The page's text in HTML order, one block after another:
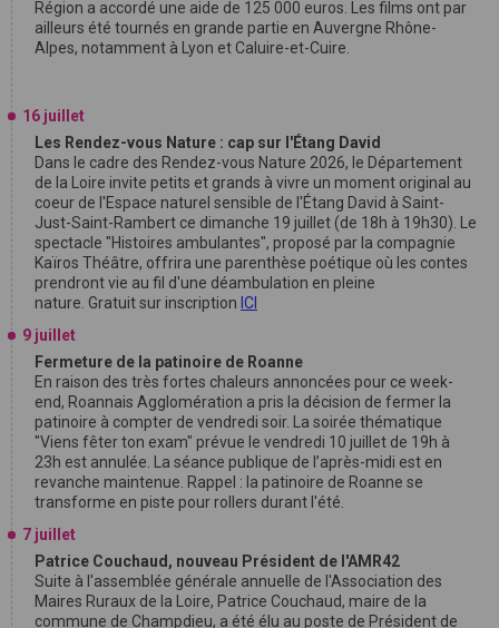
Région a accordé une aide de 125 000 euros. Les films ont par
ailleurs été tournés en grande partie en Auvergne Rhône-
Alpes, notamment à Lyon et Caluire-et-Cuire.
16 juillet
Les Rendez-vous Nature : cap sur l'Étang David
Dans le cadre des Rendez-vous Nature 2026, le Département
de la Loire invite petits et grands à vivre un moment original au
coeur de l'Espace naturel sensible de l'Étang David à Saint-
Just-Saint-Rambert ce dimanche 19 juillet (de 18h à 19h30). Le
spectacle "Histoires ambulantes", proposé par la compagnie
Kaïros Théâtre, offrira une parenthèse poétique où les contes
prendront vie au fil d'une déambulation en pleine
nature. Gratuit sur inscription ICI
9 juillet
Fermeture de la patinoire de Roanne
En raison des très fortes chaleurs annoncées pour ce week-
end, Roannais Agglomération a pris la décision de fermer la
patinoire à compter de vendredi soir. La soirée thématique
"Viens fêter ton exam" prévue le vendredi 10 juillet de 19h à
23h est annulée. La séance publique de l’après-midi est en
revanche maintenue. Rappel : la patinoire de Roanne se
transforme en piste pour rollers durant l'été.
7 juillet
Patrice Couchaud, nouveau Président de l'AMR42
Suite à l'assemblée générale annuelle de l'Association des
Maires Ruraux de la Loire, Patrice Couchaud, maire de la
commune de Champdieu, a été élu au poste de Président de